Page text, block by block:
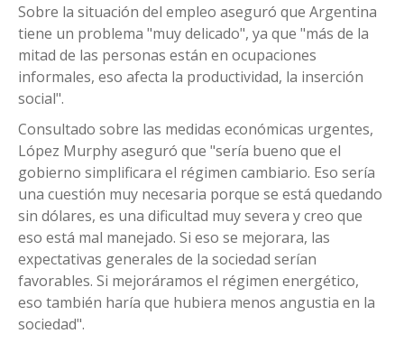
Sobre la situación del empleo aseguró que Argentina
tiene un problema "muy delicado", ya que "más de la
mitad de las personas están en ocupaciones
informales, eso afecta la productividad, la inserción
social".
Consultado sobre las medidas económicas urgentes,
López Murphy aseguró que "sería bueno que el
gobierno simplificara el régimen cambiario. Eso sería
una cuestión muy necesaria porque se está quedando
sin dólares, es una dificultad muy severa y creo que
eso está mal manejado. Si eso se mejorara, las
expectativas generales de la sociedad serían
favorables. Si mejoráramos el régimen energético,
eso también haría que hubiera menos angustia en la
sociedad".